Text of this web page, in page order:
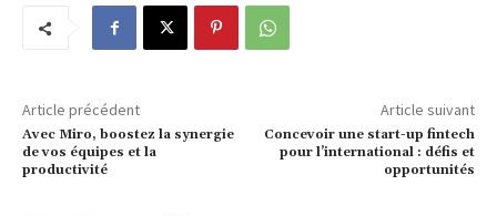
Article précédent
Avec Miro, boostez la synergie
de vos équipes et la
productivité
Article suivant
Concevoir une start-up fintech
pour l’international : défis et
opportunités